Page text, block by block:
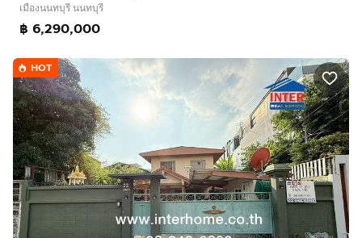
เมืองนนทบุรี นนทบุรี
฿ 6,290,000
HOT